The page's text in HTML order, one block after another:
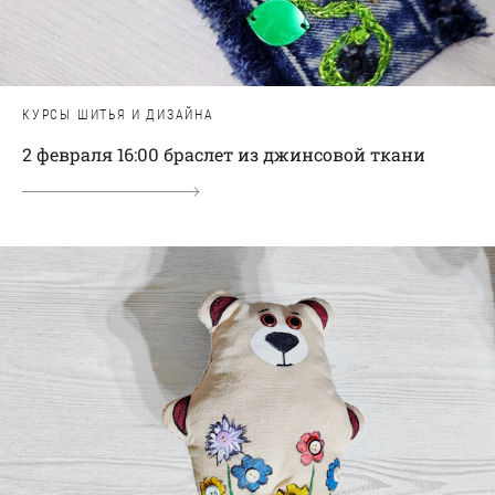
КУРСЫ ШИТЬЯ И ДИЗАЙНА
2 февраля 16:00 браслет из джинсовой ткани